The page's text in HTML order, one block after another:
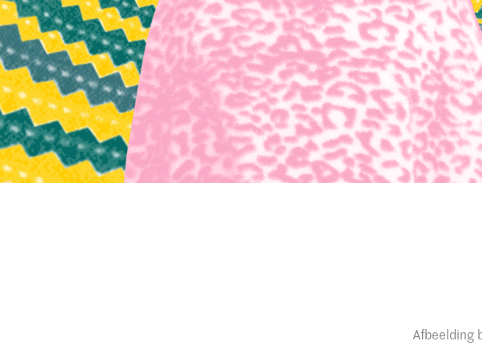
Afbeelding